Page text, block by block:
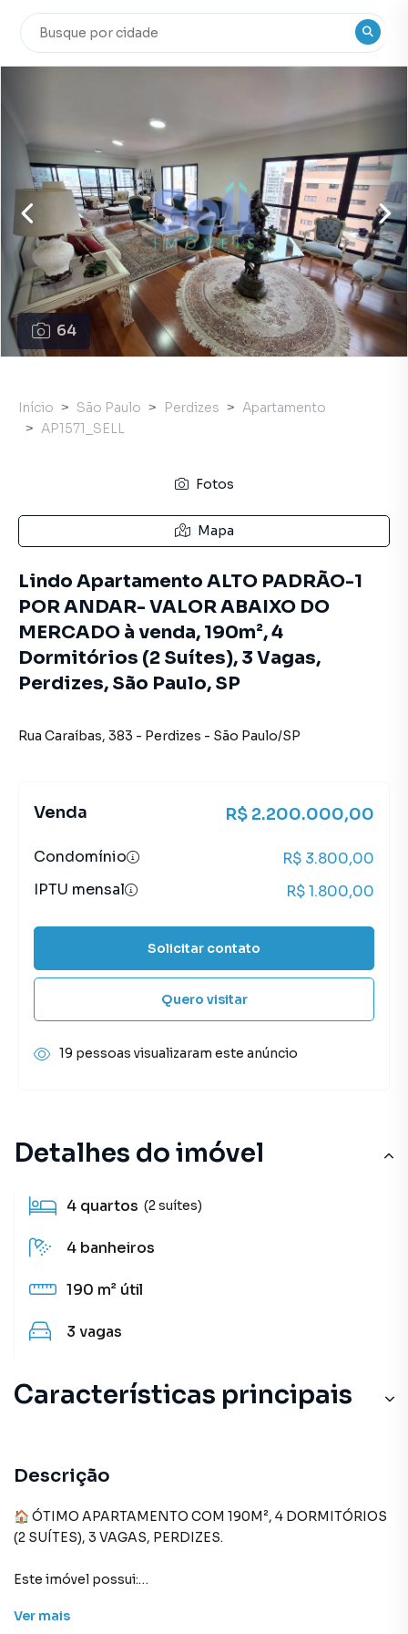
64
Detalhes do imóvel
4 quartos (2 suítes)
4 banheiros
190 m² útil
3 vagas
Características principais
Portaria 24h
Elevador com Gerador
Descrição
🏠 ÓTIMO APARTAMENTO COM 190M², 4 DORMITÓRIOS
(2 SUÍTES), 3 VAGAS, PERDIZES.
Este imóvel possui:
- Ampla Sala para 4 ambientes rodeada de Janelas, sendo
Ver mais
Início São Paulo Perdizes
Apartamento
AP1571_SELL
Fotos
Mapa
Lindo Apartamento ALTO PADRÃO-1
POR ANDAR- VALOR ABAIXO DO
MERCADO à venda, 190m², 4
Dormitórios (2 Suítes), 3 Vagas,
Perdizes, São Paulo, SP
Rua Caraíbas, 383 - Perdizes - São Paulo/SP
Venda R$ 2.200.000,00
Condomínio
R$ 3.800,00
IPTU mensal
R$ 1.800,00
Solicitar contato
Quero visitar
19 pessoas visualizaram este anúncio